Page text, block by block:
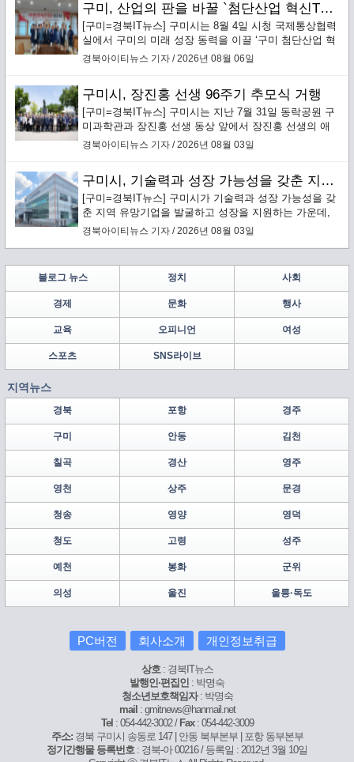
구미, 산업의 판을 바꿀 `첨단산업 혁신TF 추진단` 본격 가동
[구미=경북IT뉴스] 구미시는 8월 4일 시청 국제통상협력
실에서 구미의 미래 성장 동력을 이끌 ‘구미 첨단산업 혁
신TF 추진단’(이하 혁신추진단) 킥오프 회의를 개최하고
경북아이티뉴스 기자 / 2026년 08월 06일
구미시, 장진홍 선생 96주기 추모식 거행
[구미=경북IT뉴스] 구미시는 지난 7월 31일 동락공원 구
미과학관과 장진홍 선생 동상 앞에서 장진홍 선생의 애
국정신을 기리는 ‘순국의사 장진홍 선생 96주기 추모
경북아이티뉴스 기자 / 2026년 08월 03일
구미시, 기술력과 성장 가능성을 갖춘 지역 유망기업 발굴·성장 지원
[구미=경북IT뉴스] 구미시가 기술력과 성장 가능성을 갖
춘 지역 유망기업을 발굴하고 성장을 지원하는 가운데,
구미에 본사를 둔 배터리 안전소재 전문기업 ㈜보백씨엔
점을 구축한다.
경북아이티뉴스 기자 / 2026년 08월 03일
블로그 뉴스 정치 사회
경제 문화 행사
교육 오피니언 여성
스포츠 SNS라이브
지역뉴스
경북 포항 경주
구미 안동 김천
칠곡 경산 영주
영천 상주 문경
청송 영양 영덕
청도 고령 성주
예천 봉화 군위
의성 울진 울릉·독도
PC버전 회사소개 개인정보취급
상호: 경북IT뉴스
발행인·편집인 : 박명숙
청소년보호책임자: 박명숙
mail : gmitnews@hanmail.net
Tel : 054-442-3002 / Fax: 054-442-3009
주소: 경북 구미시 송동로 147 | 안동 북부본부 | 포항 동부본부
정기간행물 등록번호: 경북-아 00216 / 등록일 : 2012년 3월 10일